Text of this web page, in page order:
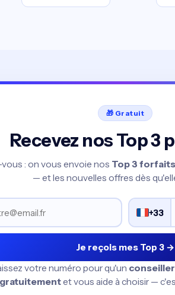
🎁 Gratuit
Recevez nos Top 3
: on vous envoie nos Top 3
— et les nouvelles offres dès
+33
Je reçois mes Top 3 →
votre numéro pour qu'un
gratuitementet vous aide à choisir —